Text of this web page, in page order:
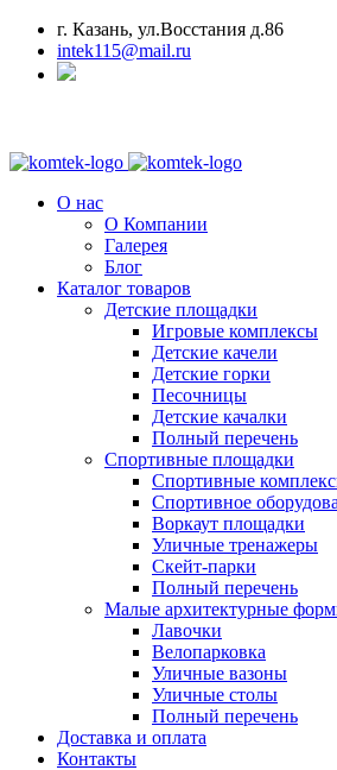
г. Казань, ул.Восстания д.86
intek115@mail.ru
О нас
О Компании
Галерея
Блог
Каталог товаров
Детские площадки
Игровые комплексы
Детские качели
Детские горки
Песочницы
Детские качалки
Полный перечень
Спортивные площадки
Спортивные
Спортивное
Воркаут площадки
Уличные тренажеры
Скейт-парки
Полный перечень
Малые архитектурные
Лавочки
Велопарковка
Уличные вазоны
Уличные столы
Полный перечень
Доставка и оплата
Контакты